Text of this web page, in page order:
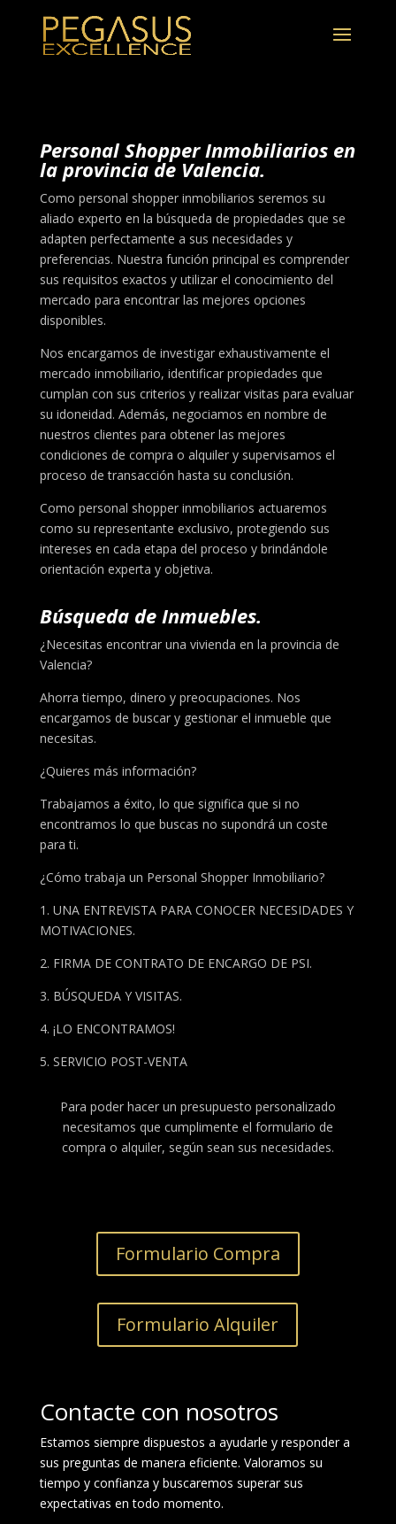
Personal Shopper Inmobiliarios en
la provincia de Valencia.
Como personal shopper inmobiliarios seremos su
aliado experto en la búsqueda de propiedades que se
adapten perfectamente a sus necesidades y
preferencias. Nuestra función principal es comprender
sus requisitos exactos y utilizar el conocimiento del
mercado para encontrar las mejores opciones
disponibles.
Nos encargamos de investigar exhaustivamente el
mercado inmobiliario, identificar propiedades que
cumplan con sus criterios y realizar visitas para evaluar
su idoneidad. Además, negociamos en nombre de
nuestros clientes para obtener las mejores
condiciones de compra o alquiler y supervisamos el
proceso de transacción hasta su conclusión.
Como personal shopper inmobiliarios actuaremos
como su representante exclusivo, protegiendo sus
intereses en cada etapa del proceso y brindándole
orientación experta y objetiva.
Búsqueda de Inmuebles.
¿Necesitas encontrar una vivienda en la provincia de
Valencia?
Ahorra tiempo, dinero y preocupaciones. Nos
encargamos de buscar y gestionar el inmueble que
necesitas.
¿Quieres más información?
Trabajamos a éxito, lo que significa que si no
encontramos lo que buscas no supondrá un coste
para ti.
¿Cómo trabaja un Personal Shopper Inmobiliario?
1. UNA ENTREVISTA PARA CONOCER NECESIDADES Y
MOTIVACIONES.
2. FIRMA DE CONTRATO DE ENCARGO DE PSI.
3. BÚSQUEDA Y VISITAS.
4. ¡LO ENCONTRAMOS!
5. SERVICIO POST-VENTA
Para poder hacer un presupuesto personalizado
necesitamos que cumplimente el formulario de
compra o alquiler, según sean sus necesidades.
Formulario Compra
Formulario Alquiler
Contacte con nosotros
Estamos siempre dispuestos a ayudarle y responder a
sus preguntas de manera eficiente. Valoramos su
tiempo y confianza y buscaremos superar sus
expectativas en todo momento.